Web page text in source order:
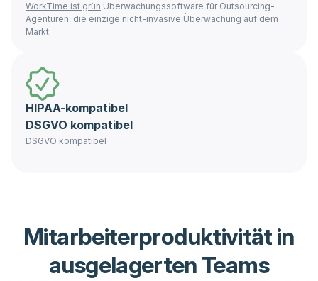
WorkTime ist grün Überwachungssoftware für Outsourcing-
Agenturen, die einzige nicht-invasive Überwachung auf dem
Markt.
HIPAA-kompatibel
DSGVO kompatibel
DSGVO kompatibel
Mitarbeiterproduktivität in
ausgelagerten Teams